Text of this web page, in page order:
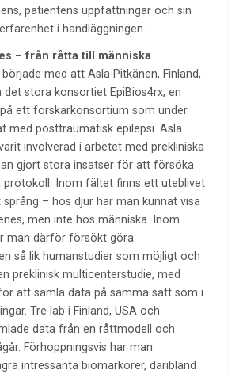
patientens uppfattningar och sin
i handläggningen.
– från råtta till människa
började med att Asla Pitkänen, Finland,
det stora konsortiet EpiBios4rx, en
ett forskarkonsortium som under
med posttraumatisk epilepsi. Asla
involverad i arbetet med prekliniska
gjort stora insatser för att försöka
protokoll. Inom fältet finns ett uteblivet
– hos djur har man kunnat visa
men inte hos människa. Inom
man därför försökt göra
så lik humanstudier som möjligt och
preklinisk multicenterstudie, med
att samla data på samma sätt som i
Tre lab i Finland, USA och
data från en råttmodell och
Förhoppningsvis har man
intressanta biomarkörer, däribland